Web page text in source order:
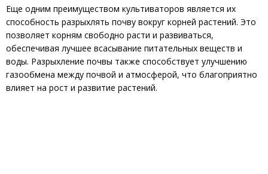
Еще одним преимуществом культиваторов является их
способность разрыхлять почву вокруг корней растений. Это
позволяет корням свободно расти и развиваться,
обеспечивая лучшее всасывание питательных веществ и
воды. Разрыхление почвы также способствует улучшению
газообмена между почвой и атмосферой, что благоприятно
влияет на рост и развитие растений.